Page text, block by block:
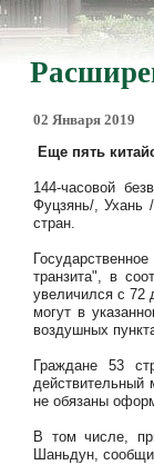
02 Января 2019
Еще пять
144-часовой
Фуцзянь/, Ухань
стран.
транзита", в
увеличился с 72
могут в
воздушных
Граждане 53
действительный
не обязаны
В том числе,
Шаньдун,